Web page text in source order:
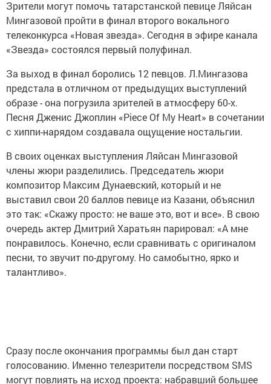
Зрители могут помочь татарстанской певице Ляйсан
Мингазовой пройти в финал второго вокального
телеконкурса «Новая звезда». Сегодня в эфире канала
«Звезда» состоялся первый полуфинал.
За выход в финал боролись 12 певцов. Л.Мингазова
предстала в отличном от предыдущих выступлений
образе - она погрузила зрителей в атмосферу 60-х.
Песня Дженис Джоплин «Piece Of My Heart» в сочетании
с хиппи-нарядом создавала ощущение ностальгии.
В своих оценках выступления Ляйсан Мингазовой
члены жюри разделились. Председатель жюри
композитор Максим Дунаевский, который и не
выставил свои 20 баллов певице из Казани, объяснил
это так: «Скажу просто: не ваше это, вот и все». В свою
очередь актер Дмитрий Харатьян парировал: «А мне
понравилось. Конечно, если сравнивать с оригиналом
песни, то звучит по-другому. Но самобытно, ярко и
талантливо».
Сразу после окончания программы был дан старт
голосованию. Именно телезрители посредством SMS
могут повлиять на исход проекта: набравший большее